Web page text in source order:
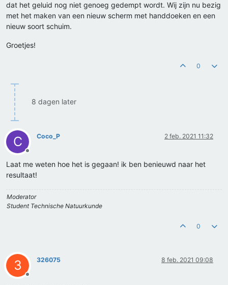
dat het geluid nog niet genoeg gedempt wordt. Wij zijn nu bezig
met het maken van een nieuw scherm met handdoeken en een
nieuw soort schuim.
Groetjes!
0
8 dagen later
C
Offline
Coco_P 2 feb. 2021 11:32
Laat me weten hoe het is gegaan! ik ben benieuwd naar het
resultaat!
Moderator
Student Technische Natuurkunde
0
3
Offline
326075 8 feb. 2021 09:08